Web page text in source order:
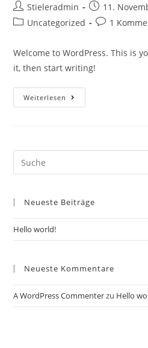
Beitrags-
Autor:
Stieleradmin
Beitrag
veröffentlicht:
11.
Beitrags-
Uncategorized
Beitrags-
1
Welcome to WordPress. This is
it, then start writing!
Weiterlesen Hello
World!
Search
this
Neueste Beiträge
Hello world!
Neueste Kommentare
A WordPress Commenterzu Hello